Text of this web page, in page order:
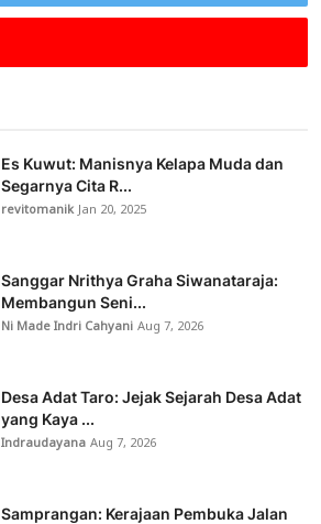
Es Kuwut: Manisnya Kelapa Muda dan
Segarnya Cita R...
revitomanikJan 20, 2025
Sanggar Nrithya Graha Siwanataraja:
Membangun Seni...
Ni Made Indri CahyaniAug 7, 2026
Desa Adat Taro: Jejak Sejarah Desa Adat
yang Kaya ...
IndraudayanaAug 7, 2026
Samprangan: Kerajaan Pembuka Jalan